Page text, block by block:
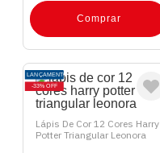
Comprar
LANÇAMENTO
33% OFF
Lápis De Cor 12 Cores Harry
Potter Triangular Leonora